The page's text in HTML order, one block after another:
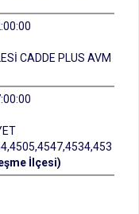
CADDE PLUS AVM
İlçesi)